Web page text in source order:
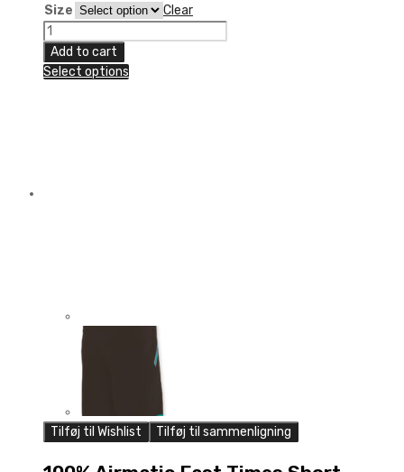
Size
Clear
100%
Airmatic
FAST
Add to cart
Select options
Tilføj til Wishlist Tilføj til sammenligning